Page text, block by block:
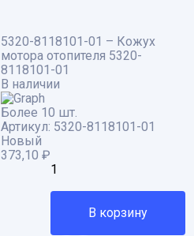
5320-8118101-01 – Кожух
мотора отопителя 5320-
8118101-01
В наличии
Более 10 шт.
Артикул: 5320-8118101-01
Новый
373,10 ₽
В корзину